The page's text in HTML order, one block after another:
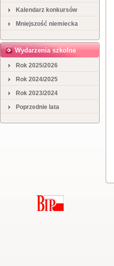
Kalendarz konkursów
Mniejszość niemiecka
Wydarzenia szkolne
Rok 2025/2026
Rok 2024/2025
Rok 2023/2024
Poprzednie lata